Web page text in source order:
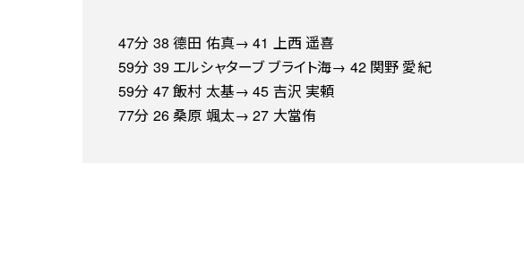
47分 38 德田 佑真→ 41 上西 遥喜
59分 39 エルシャターブ ブライト海→ 42 関野 愛紀
59分 47 飯村 太基→ 45 吉沢 実頼
77分 26 桑原 颯太→ 27 大當侑